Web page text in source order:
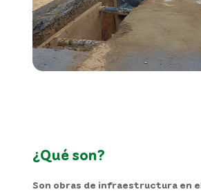
¿Qué son?
Son obras de infraestructura en